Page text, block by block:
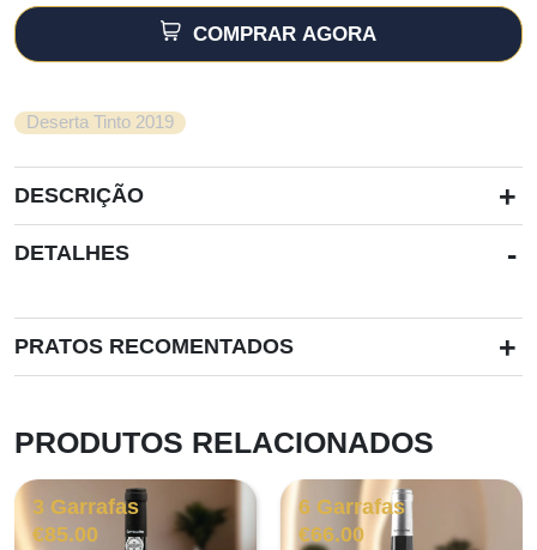
COMPRAR AGORA
Deserta Tinto 2019
DESCRIÇÃO +
DETALHES -
PRATOS RECOMENTADOS +
PRODUTOS RELACIONADOS
3 Garrafas
€85.00
6 Garrafas
€66.00